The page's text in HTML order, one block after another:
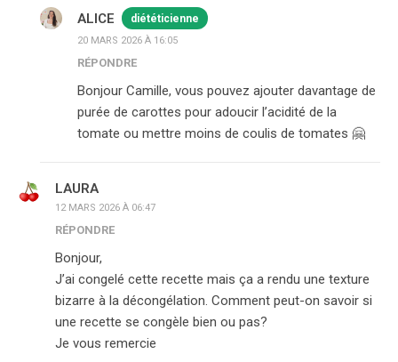
ALICE diététicienne
20 MARS 2026 À 16:05
RÉPONDRE
Bonjour Camille, vous pouvez ajouter davantage de
purée de carottes pour adoucir l’acidité de la
tomate ou mettre moins de coulis de tomates 🤗
LAURA
12 MARS 2026 À 06:47
RÉPONDRE
Bonjour,
J’ai congelé cette recette mais ça a rendu une texture
bizarre à la décongélation. Comment peut-on savoir si
une recette se congèle bien ou pas?
Je vous remercie